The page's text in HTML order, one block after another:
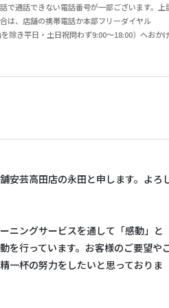
で通話できない電話番号が一部ございます。上
は、店舗の携帯電話か本部フリーダイヤル
除き平日・土日祝問わず9:00～18:00）へおか
安芸高田店の永田と申します。よろ
ニングサービスを通して「感動」と
を行っています。お客様のご要望や
一杯の努力をしたいと思っておりま